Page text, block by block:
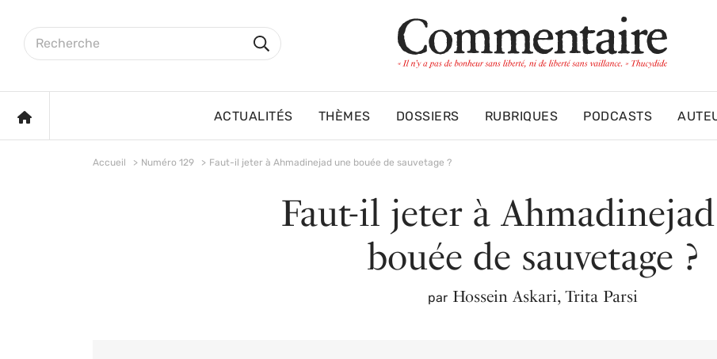
Rechercher sur le site
Rechercher
ACCUEIL ACTUALITÉS THÈMES DOSSIERS RUBRIQUES PODCASTS
Accueil Numéro 129 Faut-il jeter à Ahmadinejad une bouée de sauvetage ?
Faut-il jeter à
bouée de sauvetage ?
par Hossein Askari, Trita Parsi